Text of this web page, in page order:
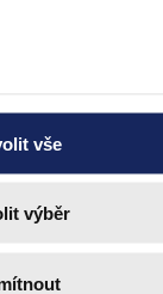
vše
výběr
právní
všichni, kteří